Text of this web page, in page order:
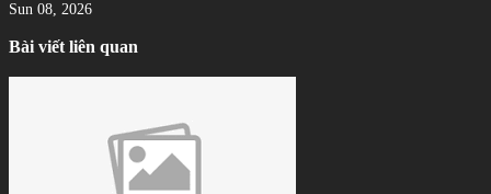
Sun 08, 2026
Bài viết liên quan